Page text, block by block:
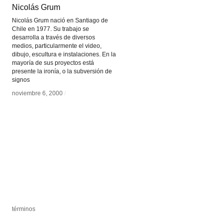
Nicolás Grum
Nicolás Grum nació en Santiago de
Chile en 1977. Su trabajo se
desarrolla a través de diversos
medios, particularmente el video,
dibujo, escultura e instalaciones. En la
mayoría de sus proyectos está
presente la ironía, o la subversión de
signos
noviembre 6, 2000 /
Nicolás Grum
noviembre 6, 2000 /
términos
términos